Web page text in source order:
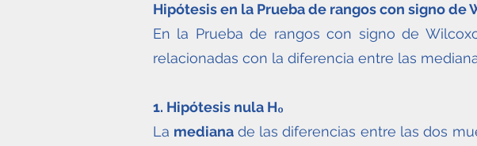
Hipótesis en la Prueba de rangos con signo de
En la Prueba de rangos con signo de
relacionadas con la diferencia entre las
1. Hipótesis nula H₀
La mediana de las diferencias entre las dos